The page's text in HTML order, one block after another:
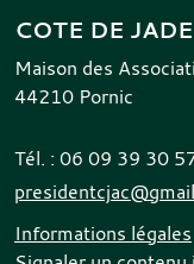
COTE DE
Maison des
44210 Pornic
Tél. : 06 09 39 30
Informations légales